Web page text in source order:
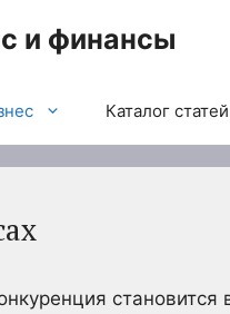
и финансы
Каталог статей
становится